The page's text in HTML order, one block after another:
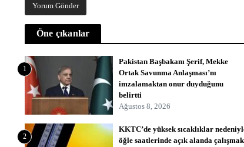
Öne çıkanlar
1
Pakistan Başbakanı Şerif, Mekke
Ortak Savunma Anlaşması’nı
imzalamaktan onur duyduğunu
belirtti
Ağustos 8, 2026
2
KKTC’de yüksek sıcaklıklar
öğle saatlerinde açık alanda çalışmak